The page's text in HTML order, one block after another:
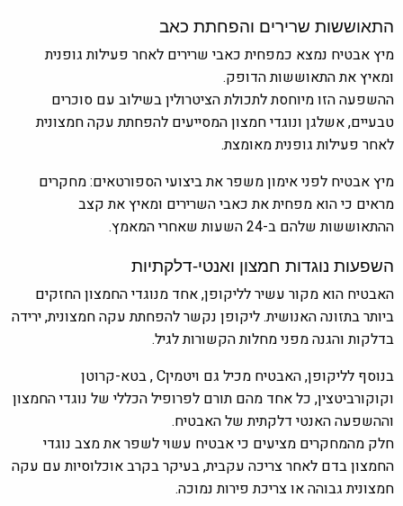
התאוששות שרירים והפחתת כאב
מיץ אבטיח נמצא כמפחית כאבי שרירים לאחר פעילות גופנית
ומאיץ את התאוששות הדופק.
ההשפעה הזו מיוחסת לתכולת הציטרולין בשילוב עם סוכרים
טבעיים, אשלגן ונוגדי חמצון המסייעים להפחתת עקה חמצונית
לאחר פעילות גופנית מאומצת.
מיץ אבטיח לפני אימון משפר את ביצועי הספורטאים: מחקרים
מראים כי הוא מפחית את כאבי השרירים ומאיץ את קצב
ההתאוששות שלהם ב-24 השעות שאחרי המאמץ.
השפעות נוגדות חמצון ואנטי-דלקתיות
האבטיח הוא מקור עשיר לליקופן, אחד מנוגדי החמצון החזקים
ביותר בתזונה האנושית. ליקופן נקשר להפחתת עקה חמצונית, ירידה
בדלקות והגנה מפני מחלות הקשורות לגיל.
בנוסף לליקופן, האבטיח מכיל גם ויטמיןC , בטא-קרוטן
וקוקורביטצין, כל אחד מהם תורם לפרופיל הכללי של נוגדי החמצון
וההשפעה האנטי דלקתית של האבטיח.
חלק מהמחקרים מציעים כי אבטיח עשוי לשפר את מצב נוגדי
החמצון בדם לאחר צריכה עקבית, בעיקר בקרב אוכלוסיות עם עקה
חמצונית גבוהה או צריכת פירות נמוכה.